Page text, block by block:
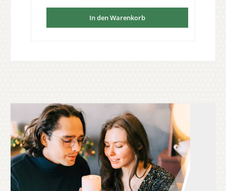
In den Warenkorb